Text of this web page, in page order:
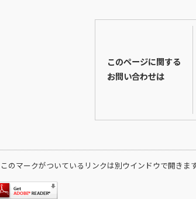
このページに関する
お問い合わせは
このマークがついているリンクは別ウインドウで開きま